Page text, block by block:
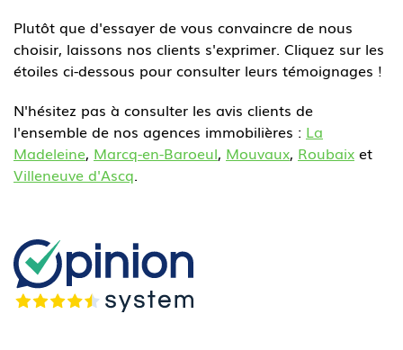
Plutôt que d'essayer de vous convaincre de nous
choisir, laissons nos clients s'exprimer. Cliquez sur les
étoiles ci-dessous pour consulter leurs témoignages !
N'hésitez pas à consulter les avis clients de
l'ensemble de nos agences immobilières : La
Madeleine, Marcq-en-Baroeul, Mouvaux, Roubaix et
Villeneuve d'Ascq.